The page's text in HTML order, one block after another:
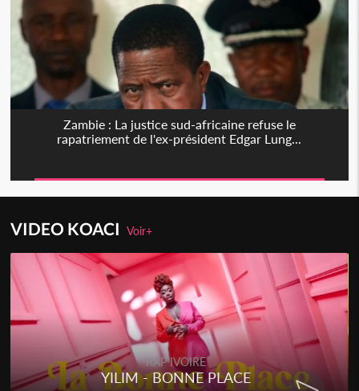
Zambie : La justice sud-africaine refuse le
rapatriement de l'ex-président Edgar Lung...
VIDEO KOACIVoir+
RAP IVOIRE
YILIM - BONNE PLACE